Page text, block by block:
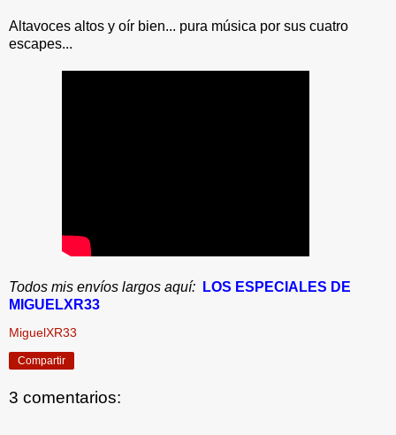
Altavoces altos y oír bien... pura música por sus cuatro
escapes...
Todos mis envíos largos aquí:
LOS ESPECIALES DE
MIGUELXR33
MiguelXR33
Compartir
3 comentarios: